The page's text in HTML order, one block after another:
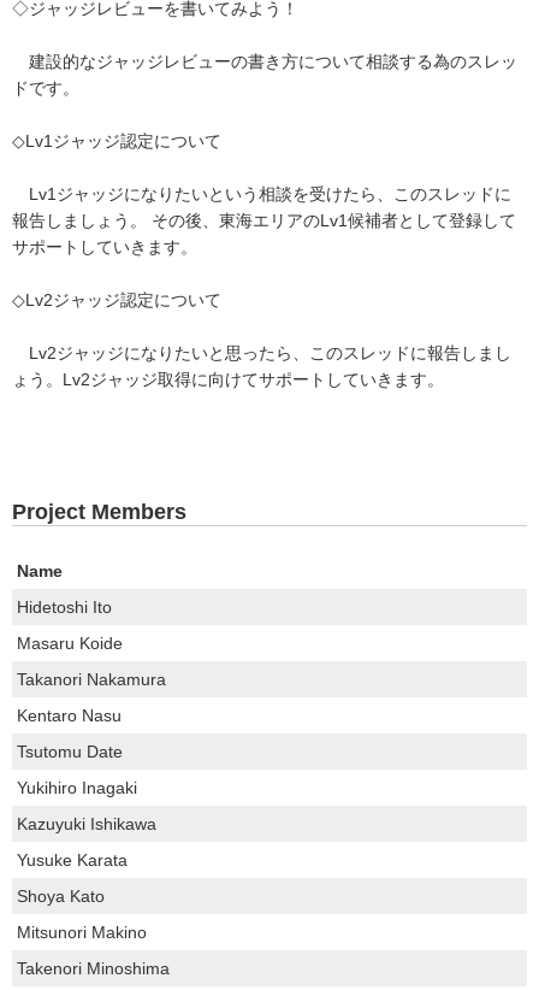
◇ジャッジレビューを書いてみよう！
建設的なジャッジレビューの書き方について相談する為のスレッ
ドです。
◇Lv1ジャッジ認定について
Lv1ジャッジになりたいという相談を受けたら、このスレッドに
報告しましょう。 その後、東海エリアのLv1候補者として登録して
サポートしていきます。
◇Lv2ジャッジ認定について
Lv2ジャッジになりたいと思ったら、このスレッドに報告しまし
ょう。Lv2ジャッジ取得に向けてサポートしていきます。
Project Members
Name
Hidetoshi Ito
Masaru Koide
Takanori Nakamura
Kentaro Nasu
Tsutomu Date
Yukihiro Inagaki
Kazuyuki Ishikawa
Yusuke Karata
Shoya Kato
Mitsunori Makino
Takenori Minoshima